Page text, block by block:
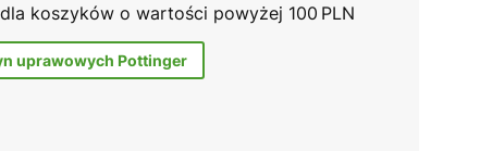
koszyków o wartości powyżej 100 PLN
uprawowych Pottinger